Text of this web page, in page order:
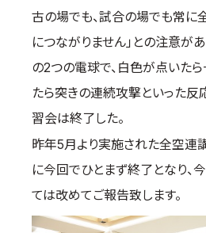
古の場でも、試合の場でも常に
につながりません」との注意が
の2つの電球で、白色が点いた
たら突きの連続攻撃といった
習会は終了した。
昨年5月より実施された全空連
に今回でひとまず終了となり、
ては改めてご報告致します。